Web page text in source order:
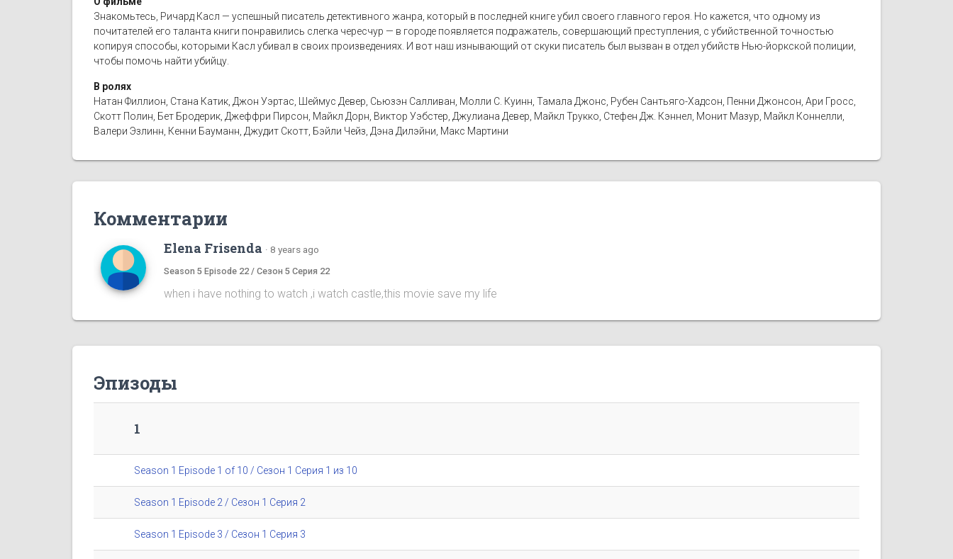
Знакомьтесь, Ричард Касл — успешный писатель детективного жанра, который в последней книге убил своего главного героя. Но кажется, что одному из
почитателей его таланта книги понравились слегка чересчур — в городе появляется подражатель, совершающий преступления, с убийственной точностью
копируя способы, которыми Касл убивал в своих произведениях. И вот наш изнывающий от скуки писатель был вызван в отдел убийств Нью-йоркской полиции,
чтобы помочь найти убийцу.
В ролях
Натан Филлион, Стана Катик, Джон Уэртас, Шеймус Девер, Сьюзэн Салливан, Молли С. Куинн, Тамала Джонс, Рубен Сантьяго-Хадсон, Пенни Джонсон, Ари Гросс,
Скотт Полин, Бет Бродерик, Джеффри Пирсон, Майкл Дорн, Виктор Уэбстер, Джулиана Девер, Майкл Трукко, Стефен Дж. Кэннел, Монит Мазур, Майкл Коннелли,
Валери Эзлинн, Кенни Бауманн, Джудит Скотт, Бэйли Чейз, Дэна Дилэйни, Макс Мартини
Комментарии
Elena Frisenda · 8 years ago
Season 5 Episode 22 / Сезон 5 Серия 22
when i have nothing to watch ,i watch castle,this movie save my life
Эпизоды
1
Season 1 Episode 1 of 10 / Сезон 1 Серия 1 из 10
Season 1 Episode 2 / Сезон 1 Серия 2
Season 1 Episode 3 / Сезон 1 Серия 3